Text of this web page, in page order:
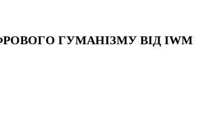
ГУМАНІЗМУ ВІД IWM